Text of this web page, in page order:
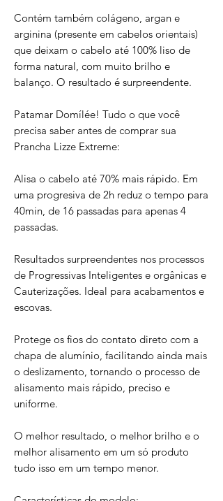
Contém também colágeno, argan e
arginina (presente em cabelos orientais)
que deixam o cabelo até 100% liso de
forma natural, com muito brilho e
balanço. O resultado é surpreendente.
Patamar Domílée! Tudo o que você
precisa saber antes de comprar sua
Prancha Lizze Extreme:
Alisa o cabelo até 70% mais rápido. Em
uma progresiva de 2h reduz o tempo para
40min, de 16 passadas para apenas 4
passadas.
Resultados surpreendentes nos processos
de Progressivas Inteligentes e orgânicas e
Cauterizações. Ideal para acabamentos e
escovas.
Protege os fios do contato direto com a
chapa de alumínio, facilitando ainda mais
o deslizamento, tornando o processo de
alisamento mais rápido, preciso e
uniforme.
O melhor resultado, o melhor brilho e o
melhor alisamento em um só produto
tudo isso em um tempo menor.